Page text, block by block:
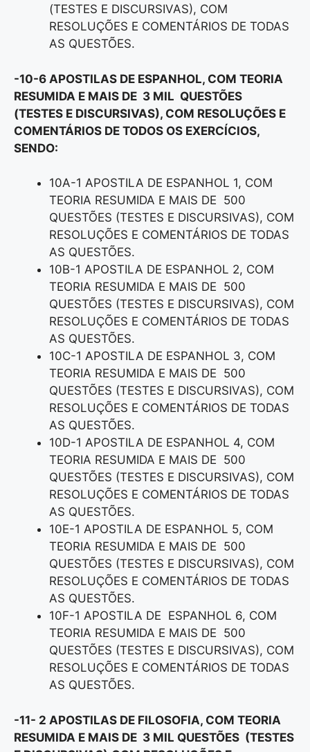
(TESTES E DISCURSIVAS), COM
RESOLUÇÕES E COMENTÁRIOS DE TODAS
AS QUESTÕES.
-10-6 APOSTILAS DE ESPANHOL, COM TEORIA
RESUMIDA E MAIS DE 3 MIL QUESTÕES
(TESTES E DISCURSIVAS), COM RESOLUÇÕES E
COMENTÁRIOS DE TODOS OS EXERCÍCIOS,
SENDO:
10A-1 APOSTILA DE ESPANHOL 1, COM
TEORIA RESUMIDA E MAIS DE 500
QUESTÕES (TESTES E DISCURSIVAS), COM
RESOLUÇÕES E COMENTÁRIOS DE TODAS
AS QUESTÕES.
10B-1 APOSTILA DE ESPANHOL 2, COM
TEORIA RESUMIDA E MAIS DE 500
QUESTÕES (TESTES E DISCURSIVAS), COM
RESOLUÇÕES E COMENTÁRIOS DE TODAS
AS QUESTÕES.
10C-1 APOSTILA DE ESPANHOL 3, COM
TEORIA RESUMIDA E MAIS DE 500
QUESTÕES (TESTES E DISCURSIVAS), COM
RESOLUÇÕES E COMENTÁRIOS DE TODAS
AS QUESTÕES.
10D-1 APOSTILA DE ESPANHOL 4, COM
TEORIA RESUMIDA E MAIS DE 500
QUESTÕES (TESTES E DISCURSIVAS), COM
RESOLUÇÕES E COMENTÁRIOS DE TODAS
AS QUESTÕES.
10E-1 APOSTILA DE ESPANHOL 5, COM
TEORIA RESUMIDA E MAIS DE 500
QUESTÕES (TESTES E DISCURSIVAS), COM
RESOLUÇÕES E COMENTÁRIOS DE TODAS
AS QUESTÕES.
10F-1 APOSTILA DE ESPANHOL 6, COM
TEORIA RESUMIDA E MAIS DE 500
QUESTÕES (TESTES E DISCURSIVAS), COM
RESOLUÇÕES E COMENTÁRIOS DE TODAS
AS QUESTÕES.
-11- 2 APOSTILAS DE FILOSOFIA, COM TEORIA
RESUMIDA E MAIS DE 3 MIL QUESTÕES (TESTES